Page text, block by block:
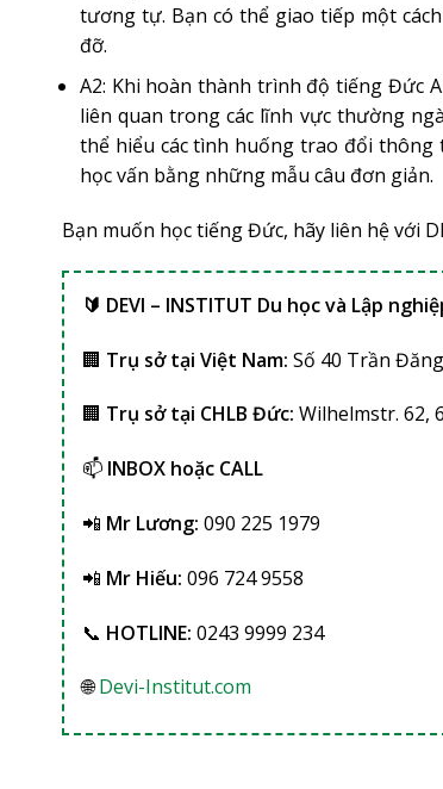
tương tự. Bạn có thể giao tiếp một
đỡ.
A2: Khi hoàn thành trình độ tiếng Đức
liên quan trong các lĩnh vực thường
thể hiểu các tình huống trao đổi thông
học vấn bằng những mẫu câu đơn giản.
Bạn muốn học tiếng Đức, hãy liên hệ với
🔰 DEVI – INSTITUT Du học và Lập
🏢 Trụ sở tại Việt Nam: Số 40 Trần
🏢 Trụ sở tại CHLB Đức: Wilhelmstr. 62,
📫 INBOX hoặc CALL
📲 Mr Lương: 090 225 1979
📲 Mr Hiếu: 096 724 9558
📞 HOTLINE: 0243 9999 234
🌐Devi-Institut.com